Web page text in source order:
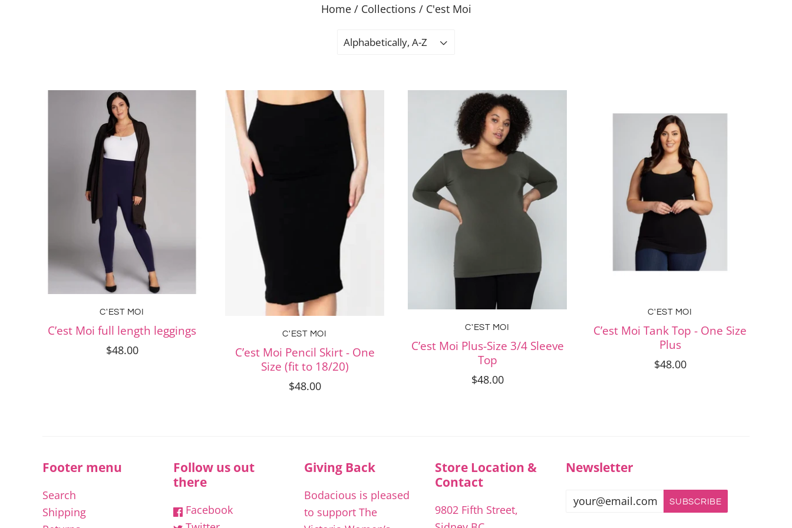
Home / Collections / C'est Moi
Alphabetically, A-Z
C'EST MOI
C’est Moi full length leggings
$48.00
C'EST MOI
C’est Moi Pencil Skirt - One
Size (fit to 18/20)
$48.00
C'EST MOI
C’est Moi Plus-Size 3/4 Sleeve
Top
$48.00
C'EST MOI
C’est Moi Tank Top - One Size
Plus
$48.00
Footer menu
Search
Shipping
Follow us out
there
Facebook
Giving Back
Bodacious is pleased
to support The
Store Location &
Contact
9802 Fifth Street,
Newsletter